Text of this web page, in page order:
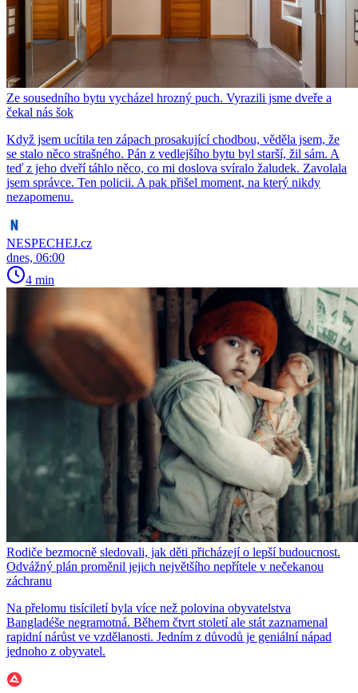
Ze sousedního bytu vycházel hrozný puch. Vyrazili jsme dveře a
čekal nás šok
Když jsem ucítila ten zápach prosakující chodbou, věděla jsem, že
se stalo něco strašného. Pán z vedlejšího bytu byl starší, žil sám. A
teď z jeho dveří táhlo něco, co mi doslova svíralo žaludek. Zavolala
jsem správce. Ten policii. A pak přišel moment, na který nikdy
nezapomenu.
NESPECHEJ.cz
dnes, 06:00
4 min
Rodiče bezmocně sledovali, jak děti přicházejí o lepší budoucnost.
Odvážný plán proměnil jejich největšího nepřítele v nečekanou
záchranu
Na přelomu tisíciletí byla více než polovina obyvatelstva
Bangladéše negramotná. Během čtvrt století ale stát zaznamenal
rapidní nárůst ve vzdělanosti. Jedním z důvodů je geniální nápad
jednoho z obyvatel.